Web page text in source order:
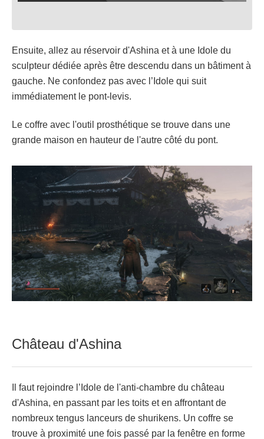
Ensuite, allez au réservoir d'Ashina et à une Idole du
sculpteur dédiée après être descendu dans un bâtiment à
gauche. Ne confondez pas avec l’Idole qui suit
immédiatement le pont-levis.
Le coffre avec l'outil prosthétique se trouve dans une
grande maison en hauteur de l'autre côté du pont.
Château d'Ashina
Il faut rejoindre l’Idole de l'anti-chambre du château
d'Ashina, en passant par les toits et en affrontant de
nombreux tengus lanceurs de shurikens. Un coffre se
trouve à proximité une fois passé par la fenêtre en forme